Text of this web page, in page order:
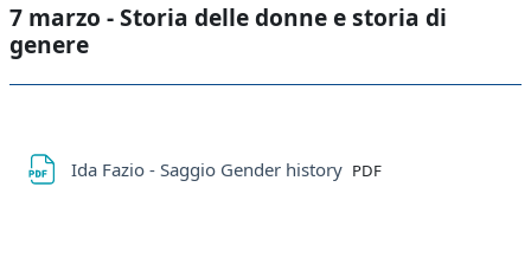
7 marzo - Storia delle donne e storia di
genere
Ida Fazio - Saggio Gender history File
PDF